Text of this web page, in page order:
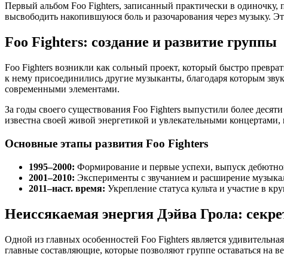
Первый альбом Foo Fighters, записанный практически в одиночку,
высвободить накопившуюся боль и разочарования через музыку.
Foo Fighters: создание и развитие группы
Foo Fighters возникли как сольный проект, который быстро
к нему присоединились другие музыканты, благодаря которым
современными элементами.
За годы своего существования Foo Fighters выпустили более
известна своей живой энергетикой и увлекательными
Основные этапы развития Foo Fighters
1995–2000: Формирование и первые успехи, выпуск
2001–2010: Эксперименты с звучанием и расширение
2011–наст. время: Укрепление статуса культа и участие в
Неиссякаемая энергия Дэйва Грола:
Одной из главных особенностей Foo Fighters является
главные составляющие, которые позволяют группе оставаться на